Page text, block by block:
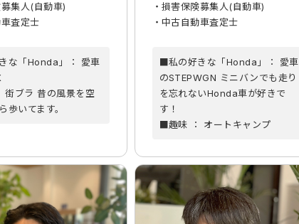
集人(自動車)
査定士
な「Honda」： 愛車
ブラ 昔の風景を空
歩いてます。
・損害保険募集人(自動車)
・中古自動車査定士
■私の好きな「Honda」： 愛車
のSTEPWGN ミニバンでも走り
を忘れないHonda車が好きで
す！
■趣味 ： オートキャンプ